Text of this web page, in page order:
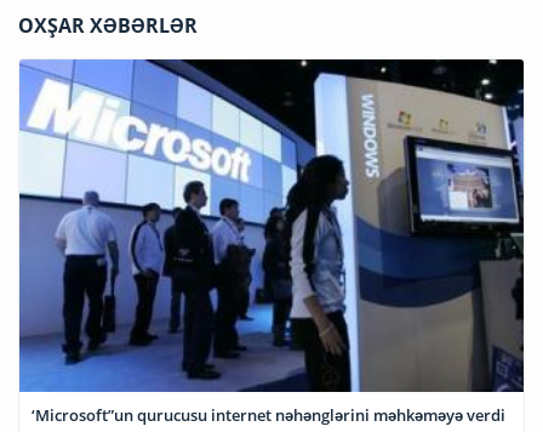
OXŞAR XƏBƏRLƏR
‘Microsoft”un qurucusu internet nəhənglərini məhkəməyə verdi